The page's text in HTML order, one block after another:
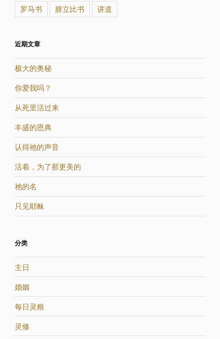
罗马书
腓立比书 讲道
近期文章
极大的奥秘
你爱我吗？
从死里活过来
丰盛的恩典
认得祂的声音
活着，为了那更美的
祂的名
只见耶稣
分类
主日
婚姻
每日灵粮
灵修